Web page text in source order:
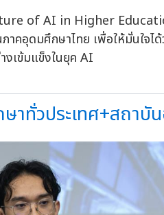
of AI in Higher
าคอุดมศึกษาไทย เพื่อให้มั่นใจ
งเข้มแข็งในยุค AI
าทั่วประเทศ+สถา